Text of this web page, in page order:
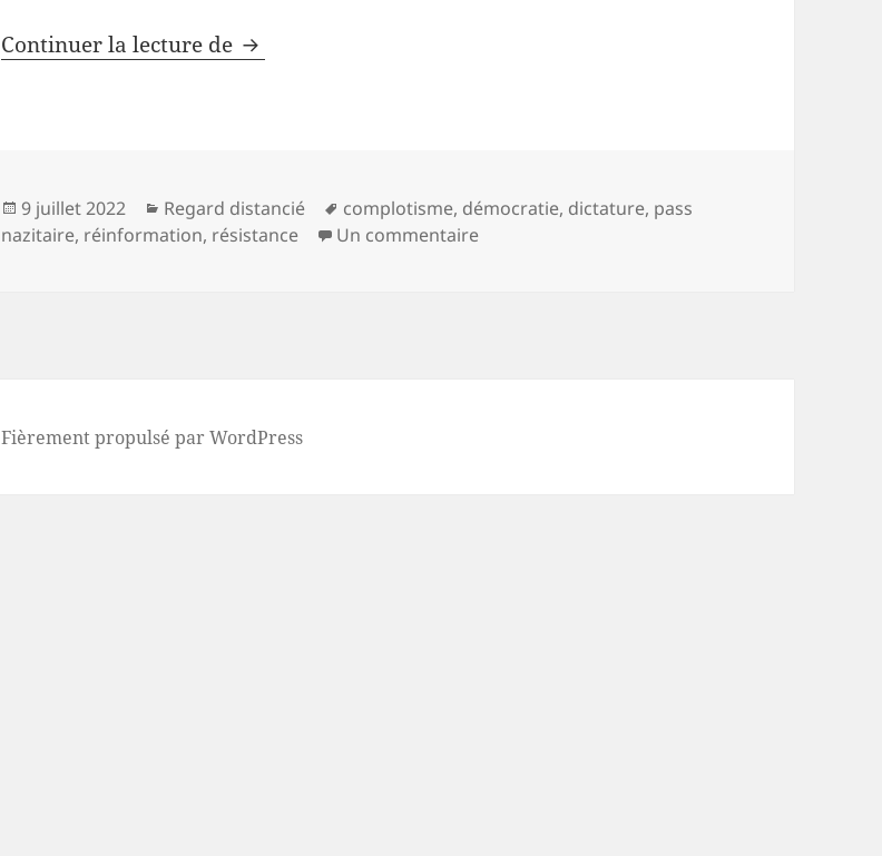
Continuer la lecture de En France, la
Publié
le
9 juillet 2022 Catégories
Regard distancié
Mots-
clés
complotisme, démocratie, dictature, pass
nazitaire, réinformation, résistance Un commentairesur En France, la
Fièrement propulsé par WordPress